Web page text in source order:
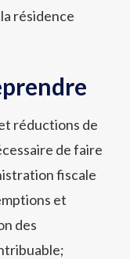
résidence
réductions de
de faire
fiscale
et
des